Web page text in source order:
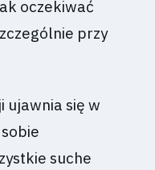
oczekiwać
przy
ujawnia się w
suche